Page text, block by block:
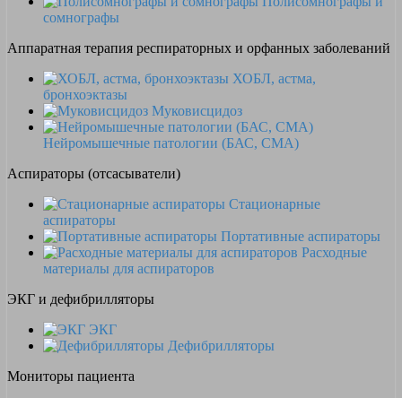
сомнографы
Аппаратная терапия респираторных и орфанных заболеваний
ХОБЛ, астма,
бронхоэктазы
Муковисцидоз
Нейромышечные патологии (БАС, СМА)
Аспираторы (отсасыватели)
Стационарные
аспираторы
Портативные аспираторы
Расходные
материалы для аспираторов
ЭКГ и дефибрилляторы
ЭКГ
Дефибрилляторы
Мониторы пациента